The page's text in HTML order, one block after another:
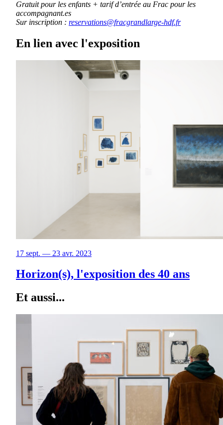
Gratuit pour les enfants + tarif d’entrée au Frac pour les
accompagnant.es
Sur inscription : reservations@fracgrandlarge-hdf.fr
En lien avec l'exposition
17 sept. — 23 avr. 2023
Horizon(s), l'exposition des 40 ans
Et aussi...